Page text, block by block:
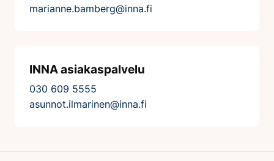
marianne.bamberg@inna.fi
INNA asiakaspalvelu
030 609 5555
asunnot.ilmarinen@inna.fi